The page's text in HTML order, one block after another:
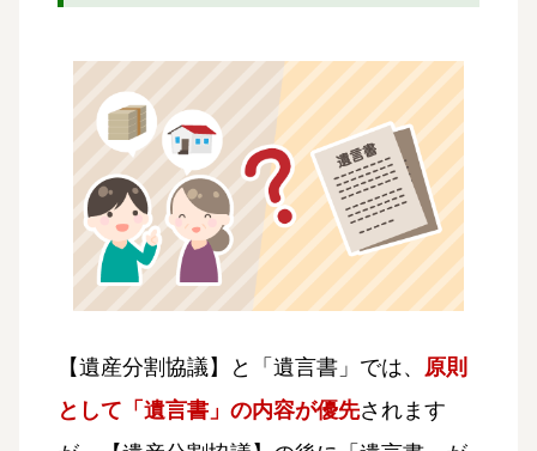
【遺産分割協議】と「遺言書」では、 原則
として「遺言書」の内容が優先されます